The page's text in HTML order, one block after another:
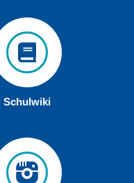
Schulwiki